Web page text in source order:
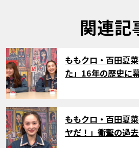
関連記
サムネイル
ももクロ・百田夏
た」16年の歴史に
サムネイル
ももクロ・百田夏
ヤだ！」衝撃の過